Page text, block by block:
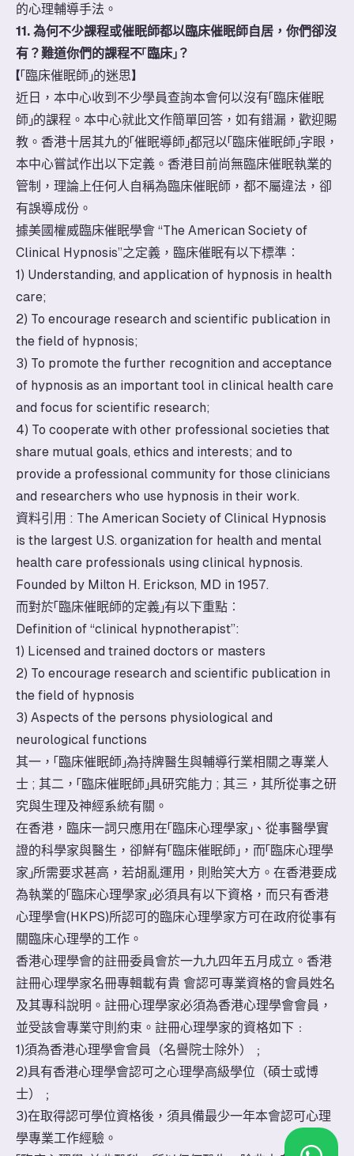
的心理輔導手法。
11. 為何不少課程或催眠師都以臨床催眠師自居，你們卻沒
有？難道你們的課程不「臨床」？
​【「臨床催眠師」的迷思】
近日，本中心收到不少學員查詢本會何以沒有「臨床催眠
師」的課程。本中心就此文作簡單回答，如有錯漏，歡迎賜
教。香港十居其九的「催眠導師」都冠以「臨床催眠師」字眼，
本中心嘗試作出以下定義。香港目前尚無臨床催眠執業的
管制，理論上任何人自稱為臨床催眠師，都不屬違法，卻
有誤導成份。
據美國權威臨床催眠學會 “The American Society of
Clinical Hypnosis”之定義，臨床催眠有以下標準︰
1) Understanding, and application of hypnosis in health
care;
2) To encourage research and scientific publication in
the field of hypnosis;
3) To promote the further recognition and acceptance
of hypnosis as an important tool in clinical health care
and focus for scientific research;
4) To cooperate with other professional societies that
share mutual goals, ethics and interests; and to
provide a professional community for those clinicians
and researchers who use hypnosis in their work.
資料引用 : The American Society of Clinical Hypnosis
is the largest U.S. organization for health and mental
health care professionals using clinical hypnosis.
Founded by Milton H. Erickson, MD in 1957.
而對於「臨床催眠師的定義」有以下重點︰
Definition of “clinical hypnotherapist”:
1) Licensed and trained doctors or masters
2) To encourage research and scientific publication in
the field of hypnosis
3) Aspects of the persons physiological and
neurological functions
其一，「臨床催眠師」為持牌醫生與輔導行業相關之專業人
士 ; 其二，「臨床催眠師」具研究能力 ; 其三，其所從事之研
究與生理及神經系統有關。
在香港，臨床一詞只應用在「臨床心理學家」、從事醫學實
證的科學家與醫生，卻鮮有「臨床催眠師」，而「臨床心理學
家」所需要求甚高，若胡亂運用，則貽笑大方。在香港要成
為執業的「臨床心理學家」必須具有以下資格，而只有香港
心理學會(HKPS)所認可的臨床心理學家方可在政府從事有
關臨床心理學的工作。
香港心理學會的註冊委員會於一九九四年五月成立。香港
註冊心理學家名冊專輯載有貴 會認可專業資格的會員姓名
及其專科說明。註冊心理學家必須為香港心理學會會員，
並受該會專業守則約束。註冊心理學家的資格如下﹕
1)須為香港心理學會會員（名譽院士除外）﹔
2)具有香港心理學會認可之心理學高級學位（碩士或博
士）﹔
3)在取得認可學位資格後，須具備最少一年本會認可心理
學專業工作經驗。